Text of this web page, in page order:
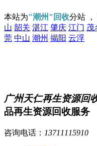
本站为"潮州"回收分站 ，
山 韶关 湛江 肇庆 江门 茂
莞 中山 潮州 揭阳 云浮
广州天仁再生资源回
品再生资源回收服务
咨询电话： 13711115910